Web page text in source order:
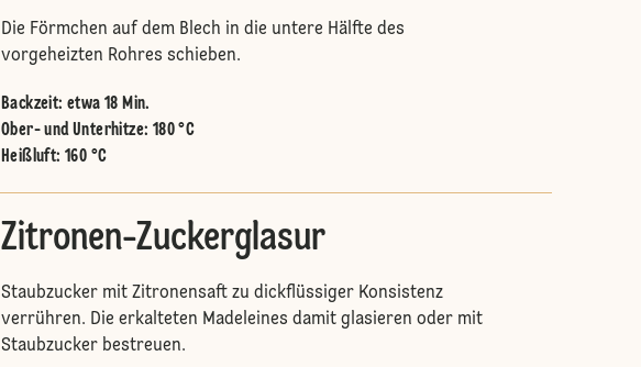
Die Förmchen auf dem Blech in die untere Hälfte des
vorgeheizten Rohres schieben.
Backzeit: etwa 18 Min.
Ober- und Unterhitze: 180 °C
Heißluft: 160 °C
Zitronen-Zuckerglasur
Staubzucker mit Zitronensaft zu dickflüssiger Konsistenz
verrühren. Die erkalteten Madeleines damit glasieren oder mit
Staubzucker bestreuen.